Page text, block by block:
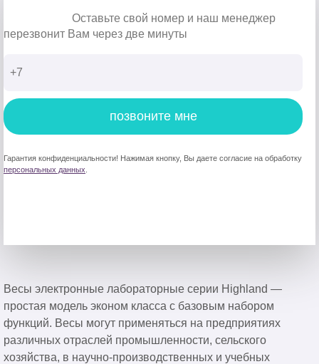
Оставьте свой номер и наш менеджер
перезвонит Вам через две минуты
позвоните мне
Гарантия конфиденциальности! Нажимая кнопку, Вы даете согласие на обработку
персональных данных
Весы электронные лабораторные серии Highland —
простая модель эконом класса с базовым набором
функций. Весы могут применяться на предприятиях
различных отраслей промышленности, сельского
хозяйства, в научно-производственных и учебных